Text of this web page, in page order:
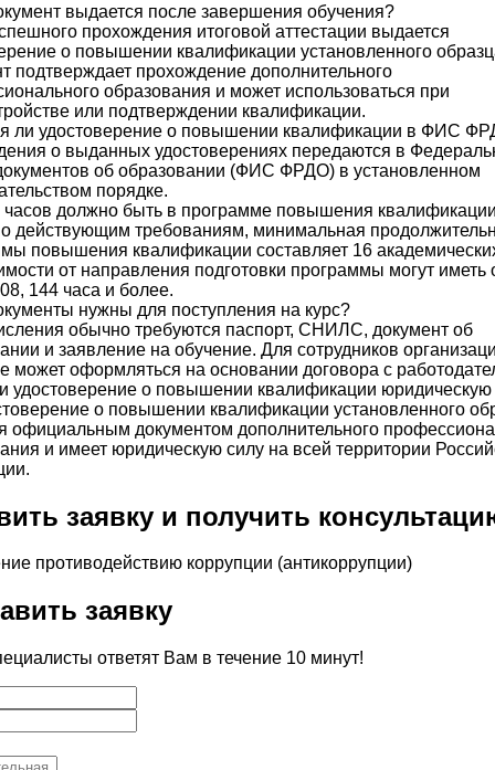
выдается после завершения обучения?
прохождения итоговой аттестации выдается
о повышении квалификации установленного
подтверждает прохождение дополнительного
образования и может использоваться при
или подтверждении квалификации.
ли удостоверение о повышении квалификации в ФИС
о выданных удостоверениях передаются в
об образовании (ФИС ФРДО) в установленном
порядке.
часов должно быть в программе повышения
действующим требованиям, минимальная
повышения квалификации составляет 16
от направления подготовки программы могут иметь
144 часа и более.
нужны для поступления на курс?
обычно требуются паспорт, СНИЛС, документ об
и заявление на обучение. Для сотрудников
может оформляться на основании договора с
удостоверение о повышении квалификации юридическую
о повышении квалификации установленного
официальным документом дополнительного
и имеет юридическую силу на всей территории
заявку и получить
заявку
ответят Вам в течение 10 минут!